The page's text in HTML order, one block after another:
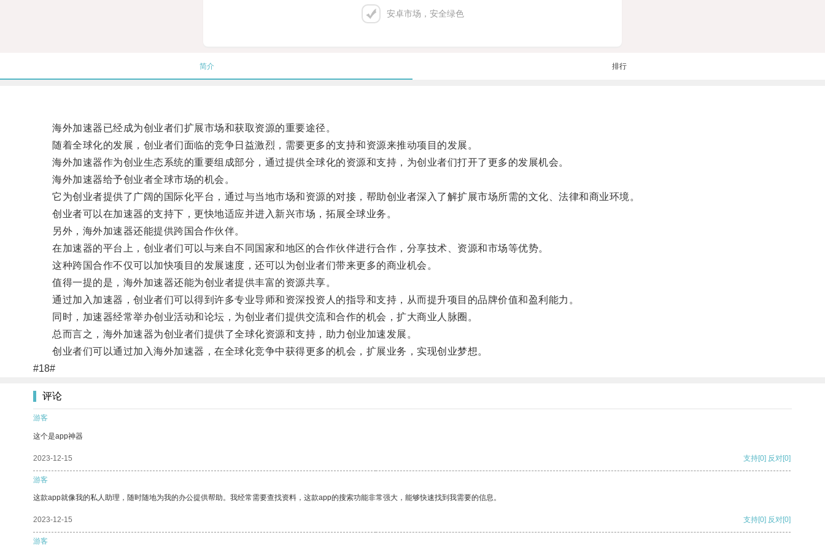
安卓市场，安全绿色
简介 排行
海外加速器已经成为创业者们扩展市场和获取资源的重要途径。
随着全球化的发展，创业者们面临的竞争日益激烈，需要更多的支持和资源来推动项目的发展。
海外加速器作为创业生态系统的重要组成部分，通过提供全球化的资源和支持，为创业者们打开了更多的发展机会。
海外加速器给予创业者全球市场的机会。
它为创业者提供了广阔的国际化平台，通过与当地市场和资源的对接，帮助创业者深入了解扩展市场所需的文化、法律和商业环境。
创业者可以在加速器的支持下，更快地适应并进入新兴市场，拓展全球业务。
另外，海外加速器还能提供跨国合作伙伴。
在加速器的平台上，创业者们可以与来自不同国家和地区的合作伙伴进行合作，分享技术、资源和市场等优势。
这种跨国合作不仅可以加快项目的发展速度，还可以为创业者们带来更多的商业机会。
值得一提的是，海外加速器还能为创业者提供丰富的资源共享。
通过加入加速器，创业者们可以得到许多专业导师和资深投资人的指导和支持，从而提升项目的品牌价值和盈利能力。
同时，加速器经常举办创业活动和论坛，为创业者们提供交流和合作的机会，扩大商业人脉圈。
总而言之，海外加速器为创业者们提供了全球化资源和支持，助力创业加速发展。
创业者们可以通过加入海外加速器，在全球化竞争中获得更多的机会，扩展业务，实现创业梦想。
#18#
评论
游客
这个是app神器
2023-12-15 支持[0] 反对[0]
游客
这款app就像我的私人助理，随时随地为我的办公提供帮助。我经常需要查找资料，这款app的搜索功能非常强大，能够快速找到我需要的信息。
2023-12-15 支持[0] 反对[0]
游客